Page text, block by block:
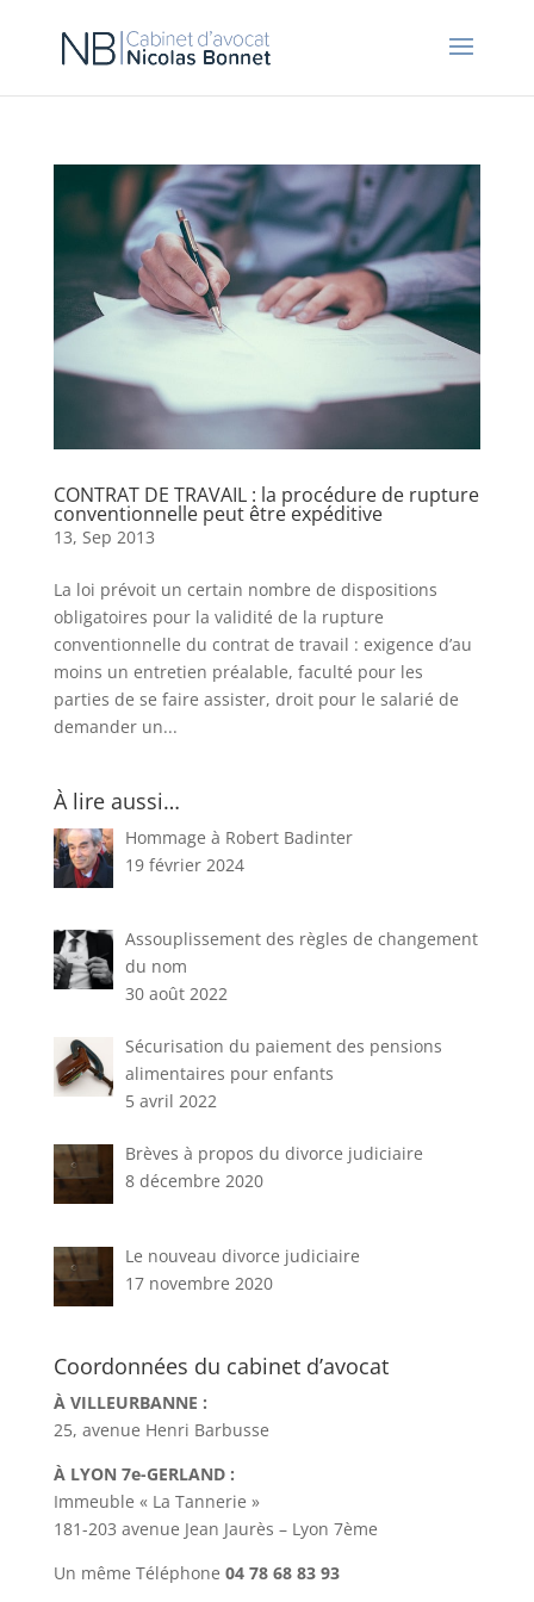
CONTRAT DE TRAVAIL : la procédure de rupture
conventionnelle peut être expéditive
13, Sep 2013
La loi prévoit un certain nombre de dispositions
obligatoires pour la validité de la rupture
conventionnelle du contrat de travail : exigence d’au
moins un entretien préalable, faculté pour les
parties de se faire assister, droit pour le salarié de
demander un...
À lire aussi…
Hommage à Robert Badinter
19 février 2024
Assouplissement des règles de changement
du nom
30 août 2022
Sécurisation du paiement des pensions
alimentaires pour enfants
5 avril 2022
Brèves à propos du divorce judiciaire
8 décembre 2020
Le nouveau divorce judiciaire
17 novembre 2020
Coordonnées du cabinet d’avocat
À VILLEURBANNE :
25, avenue Henri Barbusse
À LYON 7e-GERLAND :
Immeuble « La Tannerie »
181-203 avenue Jean Jaurès – Lyon 7ème
Un même Téléphone 04 78 68 83 93